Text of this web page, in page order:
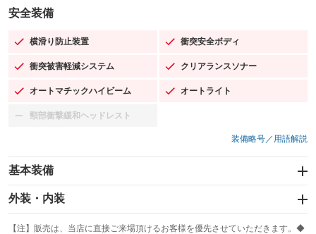
安全装備
横滑り防止装置
：装備あり 衝突安全ボディ
：装備あり
衝突被害軽減システム
：装備あり クリアランスソナー
：装備あり
オートマチックハイビーム
：装備あり オートライト
：装備あり
頸部衝撃緩和ヘッドレスト
：装備なし
装備略号／用語解説
基本装備
エアバッグ：運転席/助手席/サイド
：装備あり
：装備なし
外装・内装
カーナビ：メモリーナビ他
：装備あり
【注】販売は、当店に直接ご来場頂けるお客様を優先させていただきます。◆